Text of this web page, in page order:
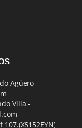
Agüero -
Villa -